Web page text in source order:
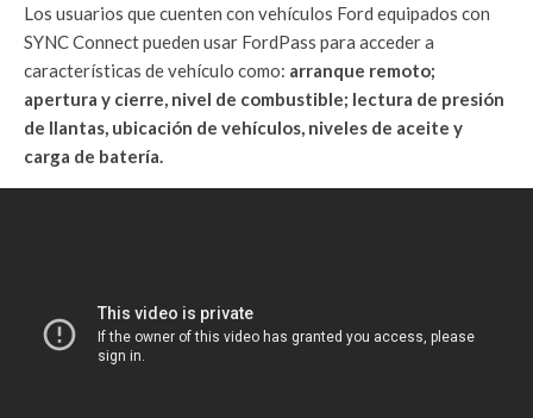
Los usuarios que cuenten con vehículos Ford equipados con
SYNC Connect pueden usar FordPass para acceder a
características de vehículo como: arranque remoto;
apertura y cierre, nivel de combustible; lectura de presión
de llantas, ubicación de vehículos, niveles de aceite y
carga de batería.